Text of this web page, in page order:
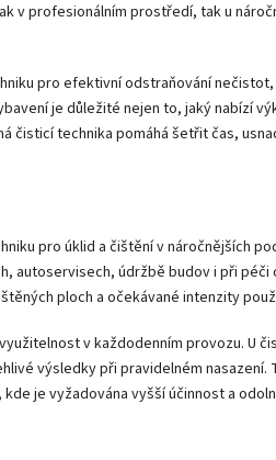
v profesionálním prostředí, tak u
pro efektivní odstraňování
je důležité nejen to, jaký nabízí
technika pomáhá šetřit čas,
pro úklid a čištění v náročnějších
autoservisech, údržbě budov i při péči
ploch a očekávané intenzity
v každodenním provozu. U
výsledky při pravidelném nasazení.
je vyžadována vyšší účinnost a